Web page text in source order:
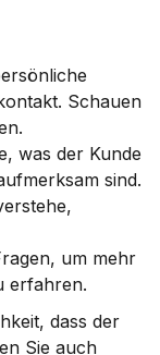
Schauen
was der Kunde
sind.
um mehr
erfahren.
dass der
Sie auch